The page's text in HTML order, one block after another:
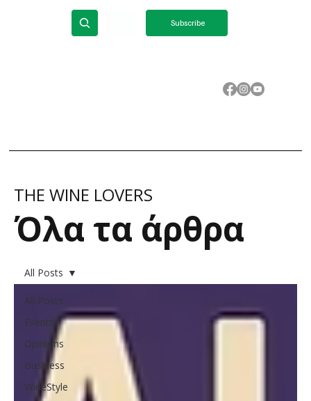
Subscribe
​Όλα τα άρθρα
THE WINE LOVERS
All Posts
Events
Opinions
Business
WineStyle
All Posts